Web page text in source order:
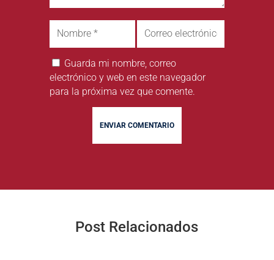
Guarda mi nombre, correo
electrónico y web en este navegador
para la próxima vez que comente.
ENVIAR COMENTARIO
Post Relacionados